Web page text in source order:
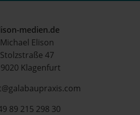
medien.de
Michael Elison
Stolzstraße 47
Klagenfurt
89 215 298 30